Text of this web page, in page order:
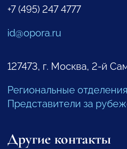
+7 (495) 247 4777
id@opora.ru
127473, г. Москва, 2-й
Региональные отделения
Представители за
Другие контакты